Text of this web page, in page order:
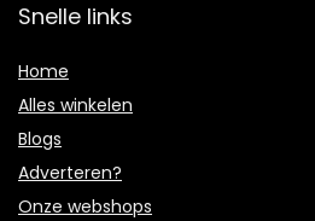
Snelle links
Home
Alles winkelen
Blogs
Adverteren?
Onze webshops